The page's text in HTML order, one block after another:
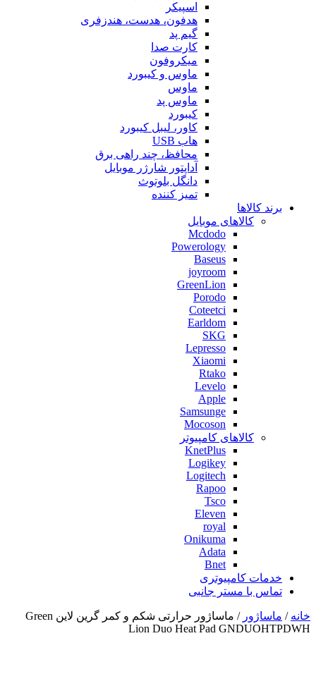
اسپیکر
هدفون، هدست، هندزفری
گیم پد
کارت صدا
میکروفون
ماوس و کیبورد
ماوس
ماوس پد
کیبورد
کاور، لیبل کیبورد
هاب USB
محافظ، چند راهی برق
آداپتور شارژر موبایل
دانگل بلوتوث
تمیز کننده
برند کالاها
کالاهای موبایل
Mcdodo
Powerology
Baseus
joyroom
GreenLion
Porodo
Coteetci
Earldom
SKG
Lepresso
Xiaomi
Rtako
Levelo
Apple
Samsunge
Mocoson
کالاهای کامپیوتر
KnetPlus
Logikey
Logitech
Rapoo
Tsco
Eleven
royal
Onikuma
Adata
Bnet
خدمات کامپیوتری
تماس با مستر جانبی
خانه / ماساژور
/ ماساژور حرارتی شکم و کمر گرین لاین Green
Lion Duo Heat Pad GNDUOHTPDWH